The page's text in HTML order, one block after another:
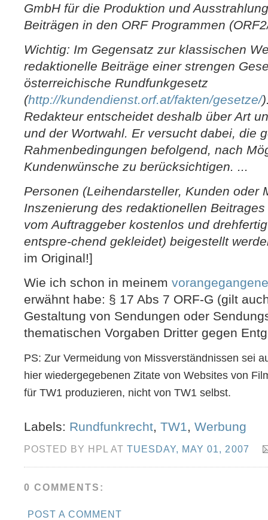
GmbH für die Produktion und
Beiträgen in den ORF Programmen
Wichtig: Im Gegensatz zur klassischen
redaktionelle Beiträge einer strengen
österreichische Rundfunkgesetz
(http://kundendienst.orf.at/fakten/gesetze/
Redakteur entscheidet deshalb über Art
und der Wortwahl. Er versucht dabei, die
Rahmenbedingungen befolgend, nach
Kundenwünsche zu berücksichtigen. ...
Personen (Leihendarsteller, Kunden oder
Inszenierung des redaktionellen
vom Auftraggeber kostenlos und
entspre-chend gekleidet) beigestellt
im Original!]
Wie ich schon in meinem
erwähnt habe: § 17 Abs 7 ORF-G (gilt
Gestaltung von Sendungen oder
thematischen Vorgaben Dritter gegen
PS: Zur Vermeidung von Missverständnissen sei
hier wiedergegebenen Zitate von Websites von
für TW1 produzieren, nicht von TW1 selbst.
Labels: Rundfunkrecht, TW1, Werbung
POSTED BY HPL ATTUESDAY, MAY 01, 2007
0 COMMENTS:
POST A COMMENT